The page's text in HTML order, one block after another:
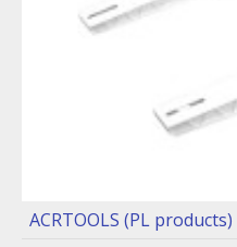
ACRTOOLS (PL products)